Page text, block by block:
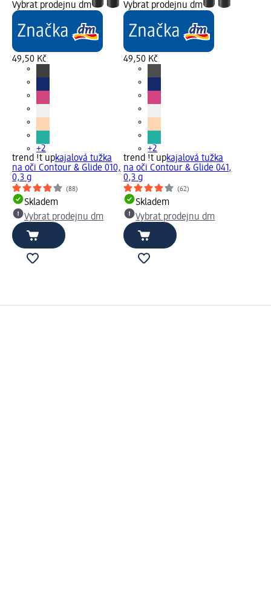
Vybrat prodejnu dm
49,50 Kč
+2
trend !t upkajalová tužka
na oči Contour & Glide 010,
0,3 g
(88)
Skladem
Vybrat prodejnu dm
Vybrat prodejnu dm
49,50 Kč
+2
trend !t upkajalová tužka
na oči Contour & Glide 041,
0,3 g
(62)
Skladem
Vybrat prodejnu dm